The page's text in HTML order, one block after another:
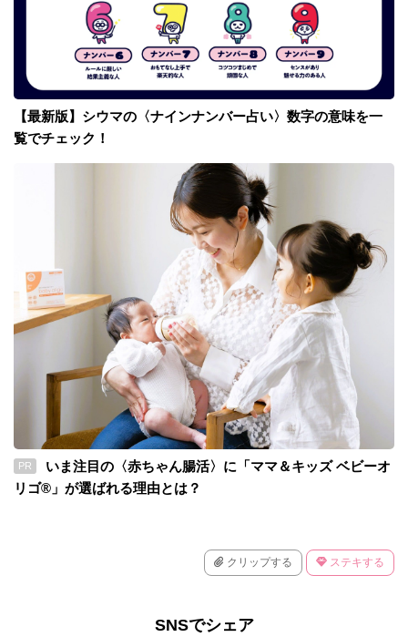
【最新版】シウマの〈ナインナンバー占い〉数字の意味を一
覧でチェック！
PR
いま注目の〈赤ちゃん腸活〉に「ママ＆キッズ ベビーオ
リゴ®」が選ばれる理由とは？
クリップする ステキする
SNSでシェア